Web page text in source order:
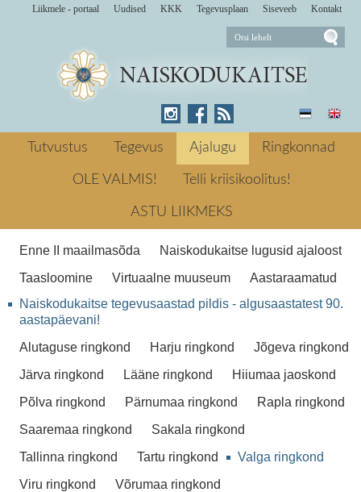
Liikmele - portaal Uudised KKK Tegevusplaan Siseveeb Kontakt
Valga ringkond
Tutvustus Tegevus Ajalugu Ringkonnad
OLE VALMIS! Telli kriisikoolitus!
ASTU LIIKMEKS
Enne II maailmasõda
Naiskodukaitse lugusid ajaloost
Taasloomine
Virtuaalne muuseum
Aastaraamatud
Naiskodukaitse tegevusaastad pildis - algusaastatest 90.
aastapäevani!
Alutaguse ringkond
Harju ringkond
Jõgeva ringkond
Järva ringkond
Lääne ringkond
Hiiumaa jaoskond
Põlva ringkond
Pärnumaa ringkond
Rapla ringkond
Saaremaa ringkond
Sakala ringkond
Tallinna ringkond
Tartu ringkond
Valga ringkond
Viru ringkond
Võrumaa ringkond